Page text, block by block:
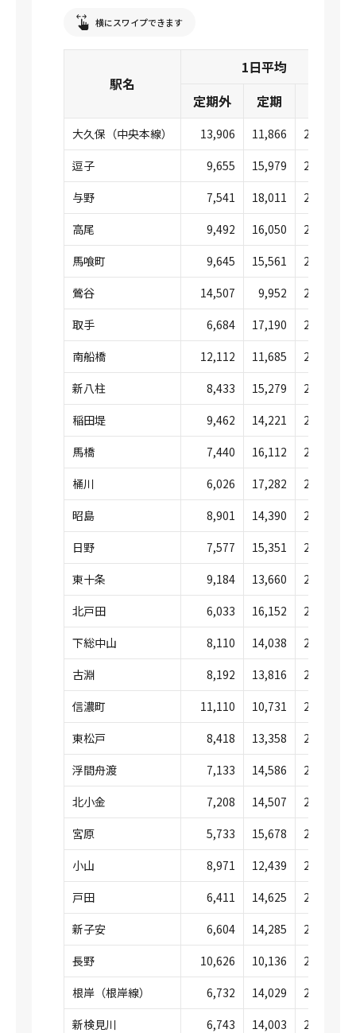
横にスワイプできます
駅名
1日平均
定期外
定期
大久保（中央本線） 13,906 11,866
25,772
逗子
9,655 15,979
25,635
与野
7,541 18,011
25,553
高尾
9,492 16,050
25,542
馬喰町
9,645 15,561
25,207
鶯谷
14,507 9,952
24,460
取手
6,684 17,190
23,875
南船橋
12,112 11,685
23,798
新八柱
8,433 15,279
23,712
稲田堤
9,462 14,221
23,683
馬橋
7,440 16,112
23,552
桶川
6,026 17,282
23,308
昭島
8,901 14,390
23,291
日野
7,577 15,351
22,929
東十条
9,184 13,660
22,845
北戸田
6,033 16,152
22,185
下総中山
8,110 14,038
22,149
古淵
8,192 13,816
22,009
信濃町
11,110 10,731
21,841
東松戸
8,418 13,358
21,777
浮間舟渡
7,133 14,586
21,719
北小金
7,208 14,507
21,716
宮原
5,733 15,678
21,412
小山
8,971 12,439
21,410
戸田
6,411 14,625
21,037
新子安
6,604 14,285
20,890
長野
10,626 10,136
20,762
根岸（根岸線）
6,732 14,029
20,762
新検見川
6,743 14,003
20,747